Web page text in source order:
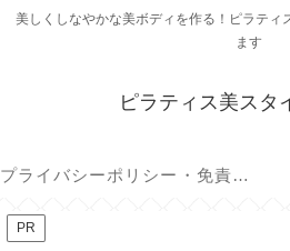
美しくしなやかな美ボディを作る！ピラティ
ます
ピラティス美スタ
プライバシーポリシー・免責事項
PR